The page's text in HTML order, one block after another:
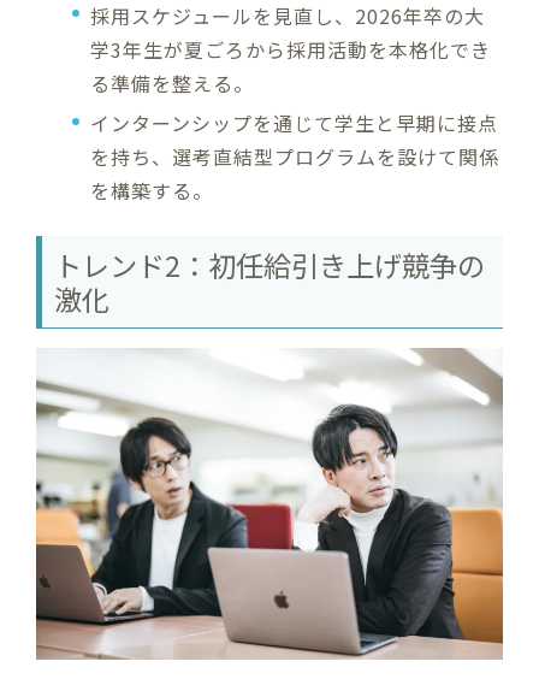
採用スケジュールを見直し、2026年卒の大
学3年生が夏ごろから採用活動を本格化でき
る準備を整える。
インターンシップを通じて学生と早期に接点
を持ち、選考直結型プログラムを設けて関係
を構築する。
トレンド2：初任給引き上げ競争の
激化